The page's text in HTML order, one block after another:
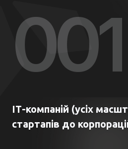
001
ІТ-компаній (усіх
стартапів до